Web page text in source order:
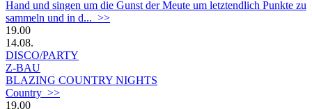
Hand und singen um die Gunst der Meute um letztendlich Punkte zu
sammeln und in d... >>
19.00
14.08.
DISCO/PARTY
Z-BAU
BLAZING COUNTRY NIGHTS
Country >>
19.00